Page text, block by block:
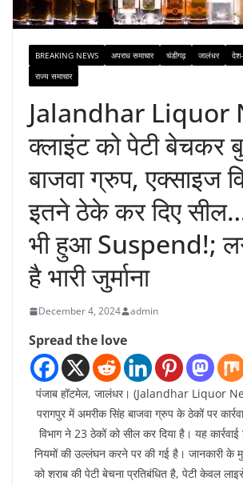
BREAKING NEWS अपराध समाचार चंडीगढ़ जालंधर
राज्य समाचार
Jalandhar Liquor
क्लाइंट को पेटी बेचकर
बाजवा ग्रुप, एक्साइज
इतने ठेके कर दिए
भी हुआ Suspend!;
है भारी जुर्माना
December 4, 2024 admin
Spread the love
पंजाब हॉटमेल, जालंधर। (Jalandhar Liquor
परागपुर में अमरीक सिंह बाजवा ग्रुप के ठेकों पर
विभाग ने 23 ठेकों को सील कर दिया है। यह कार्रवाई
नियमों की उल्लंघन करने पर की गई है। जानकारी के
को शराब की पेटी बेचना प्रतिबंधित है, पेटी केवल